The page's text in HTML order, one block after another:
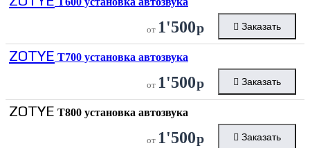
от 1'500р Заказать
ZOTYE T700 установка автозвука
от 1'500р Заказать
ZOTYE T800 установка автозвука
от 1'500р Заказать